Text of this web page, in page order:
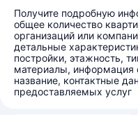
Получите подробную
общее количество
организаций или
детальные
постройки, этажность,
материалы, информация
название, контактные
предоставляемых услуг